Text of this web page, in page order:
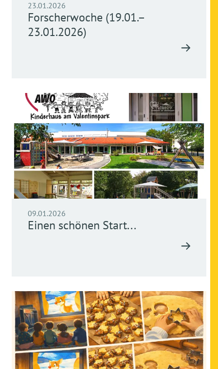
23.01.2026
Forscherwoche (19.01.–
23.01.2026)
09.01.2026
Einen schönen Start...